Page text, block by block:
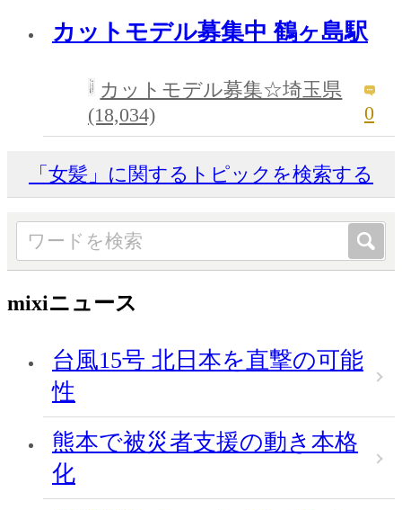
カットモデル募集中 鶴ヶ島駅
カットモデル募集☆埼玉県
(18,034)
0
「女髪」に関するトピックを検索する
mixiニュース
台風15号 北日本を直撃の可能
性
熊本で被災者支援の動き本格
化